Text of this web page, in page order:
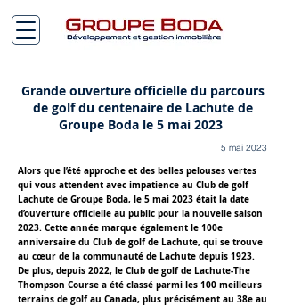
Grande ouverture officielle du parcours
de golf du centenaire de Lachute de
Groupe Boda le 5 mai 2023
5 mai 2023
Alors que l’été approche et des belles pelouses vertes
qui vous attendent avec impatience au Club de golf
Lachute de Groupe Boda, le 5 mai 2023 était la date
d’ouverture officielle au public pour la nouvelle saison
2023. Cette année marque également le 100e
anniversaire du Club de golf de Lachute, qui se trouve
au cœur de la communauté de Lachute depuis 1923.
De plus, depuis 2022, le Club de golf de Lachute-The
Thompson Course a été classé parmi les 100 meilleurs
terrains de golf au Canada, plus précisément au 38e au